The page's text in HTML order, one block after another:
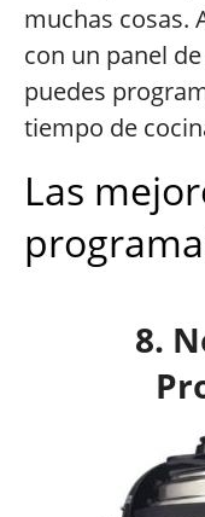
muchas cosas.
con un panel
puedes
tiempo de
Las
8.